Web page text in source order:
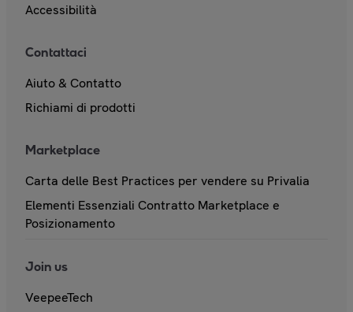
Accessibilità
Contattaci
Aiuto & Contatto
Richiami di prodotti
Marketplace
Carta delle Best Practices per vendere su Privalia
Elementi Essenziali Contratto Marketplace e
Posizionamento
Join us
VeepeeTech